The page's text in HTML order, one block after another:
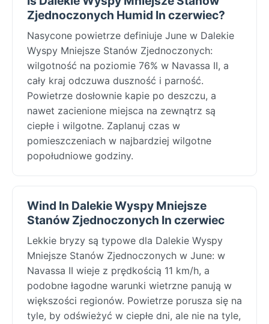
Zjednoczonych Humid In czerwiec?
Nasycone powietrze definiuje June w Dalekie
Wyspy Mniejsze Stanów Zjednoczonych:
wilgotność na poziomie 76% w Navassa II, a
cały kraj odczuwa duszność i parność.
Powietrze dosłownie kapie po deszczu, a
nawet zacienione miejsca na zewnątrz są
ciepłe i wilgotne. Zaplanuj czas w
pomieszczeniach w najbardziej wilgotne
popołudniowe godziny.
Wind In Dalekie Wyspy Mniejsze
Stanów Zjednoczonych In czerwiec
Lekkie bryzy są typowe dla Dalekie Wyspy
Mniejsze Stanów Zjednoczonych w June: w
Navassa II wieje z prędkością 11 km/h, a
podobne łagodne warunki wietrzne panują w
większości regionów. Powietrze porusza się na
tyle, by odświeżyć w ciepłe dni, ale nie na tyle,